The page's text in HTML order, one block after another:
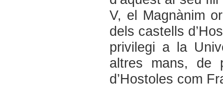
V, el Magnànim
dels castells
privilegi a la
altres mans, de
d’Hostoles com